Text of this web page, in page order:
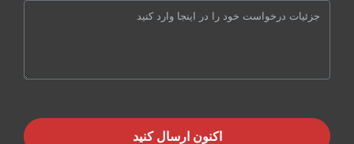
اکنون ارسال کنید